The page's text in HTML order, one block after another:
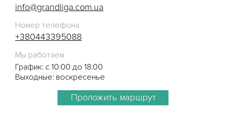
info@grandliga.com.ua
Номер телефона
+380443395088
Мы работаем
График: с 10:00 до 18:00
Выходные: воскресенье
Проложить маршрут